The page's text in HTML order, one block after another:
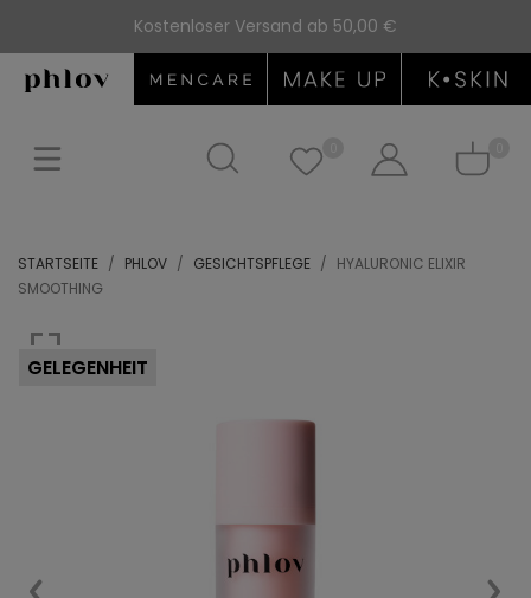
Kostenloser Versand ab 50,00 €
STARTSEITE PHLOV GESICHTSPFLEGE
HYALURONIC ELIXIR
SMOOTHING
GELEGENHEIT